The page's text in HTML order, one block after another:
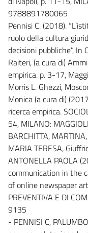
9788891780065
Pennisi C. (2018).
ruolo della cultura
decisioni pubbliche”, In
Raiteri, (a cura di)
empirica. p. 3-17,
Morris L. Ghezzi,
Monica (a cura di)
ricerca empirica.
54, MILANO:
BARCHITTA,
MARIA TERESA,
ANTONELLA PAOLA
communication in the
of online newspaper
PREVENTIVA E DI
9135
- PENNISI C,